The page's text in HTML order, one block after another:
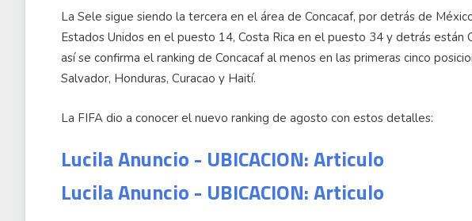
La Sele sigue siendo la tercera en el área de Concacaf, por detrás de
Estados Unidos en el puesto 14, Costa Rica en el puesto 34 y detrás están
así se confirma el ranking de Concacaf al menos en las primeras cinco
Salvador, Honduras, Curacao y Haití.
La FIFA dio a conocer el nuevo ranking de agosto con estos detalles:
Lucila Anuncio - UBICACION: Articulo
Lucila Anuncio - UBICACION: Articulo